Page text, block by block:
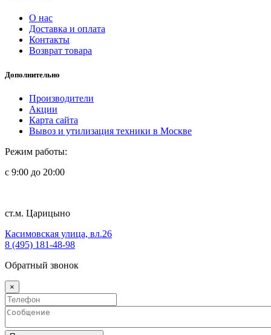
О нас
Доставка и оплата
Контакты
Возврат товара
Дополнительно
Производители
Акции
Карта сайта
Вывоз и утилизация техники в Москве
Режим работы:
с 9:00 до 20:00
ст.м. Царицыно
Касимовская улица, вл.26
8 (495) 181-48-98
Обратный звонок
×